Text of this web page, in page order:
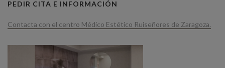
PEDIR CITA E INFORMACIÓN
Contacta con el centro Médico Estético Ruiseñores de Zaragoza.